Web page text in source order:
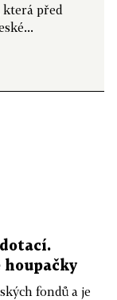
před
fondů a je